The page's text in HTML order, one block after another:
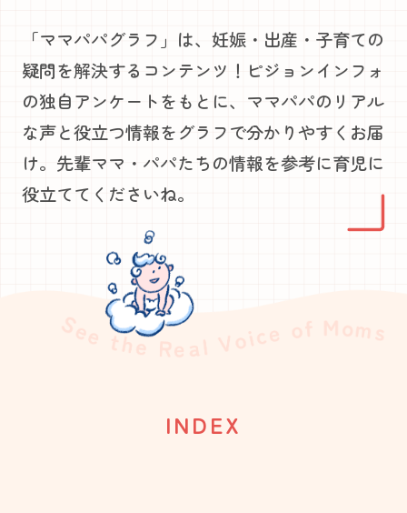
「ママパパグラフ」は、妊娠・出産・子育ての
疑問を解決するコンテンツ！ピジョンインフォ
の独自アンケートをもとに、ママパパのリアル
な声と役立つ情報をグラフで分かりやすくお届
け。先輩ママ・パパたちの情報を参考に育児に
役立ててくださいね。
INDEX